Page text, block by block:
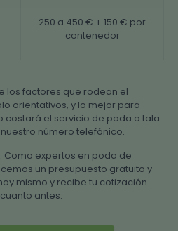
250 a 450 € + 150 € por
contenedor
los factores que rodean el
orientativos, y lo mejor para
costará el servicio de poda o tala
número telefónico.
Como expertos en poda de
un presupuesto gratuito y
mismo y recibe tu cotización
antes.